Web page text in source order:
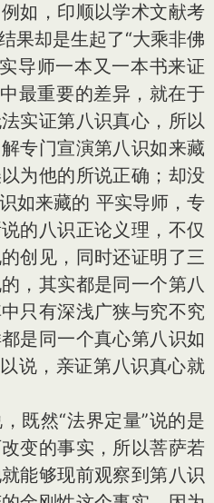
如，印顺以学术文献考
果却是生起了“大乘非佛
导师一本又一本书来证
最重要的差异，就在于
实证第八识真心，所以
专门宣演第八识如来藏
为他的所说正确；却没
如来藏的 平实导师，专
的八识正论义理，不仅
创见，同时还证明了三
，其实都是同一个第八
只有深浅广狭与究不究
是同一个真心第八识如
说，亲证第八识真心就
既然“法界定量”说的是
变的事实，所以菩萨若
能够现前观察到第八识